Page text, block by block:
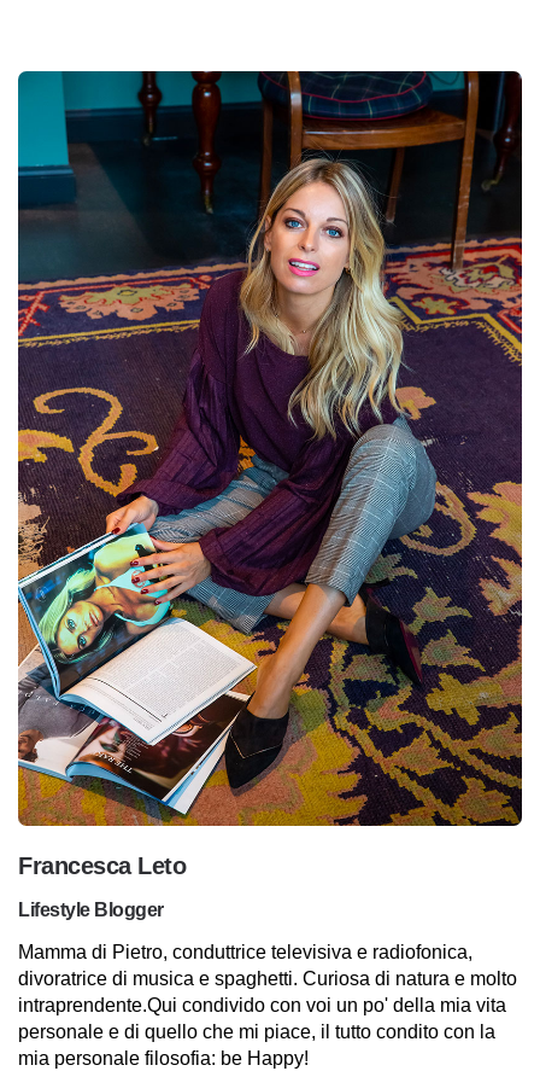
Francesca Leto
Lifestyle Blogger
Mamma di Pietro, conduttrice televisiva e radiofonica,
divoratrice di musica e spaghetti. Curiosa di natura e molto
intraprendente.Qui condivido con voi un po' della mia vita
personale e di quello che mi piace, il tutto condito con la
mia personale filosofia: be Happy!